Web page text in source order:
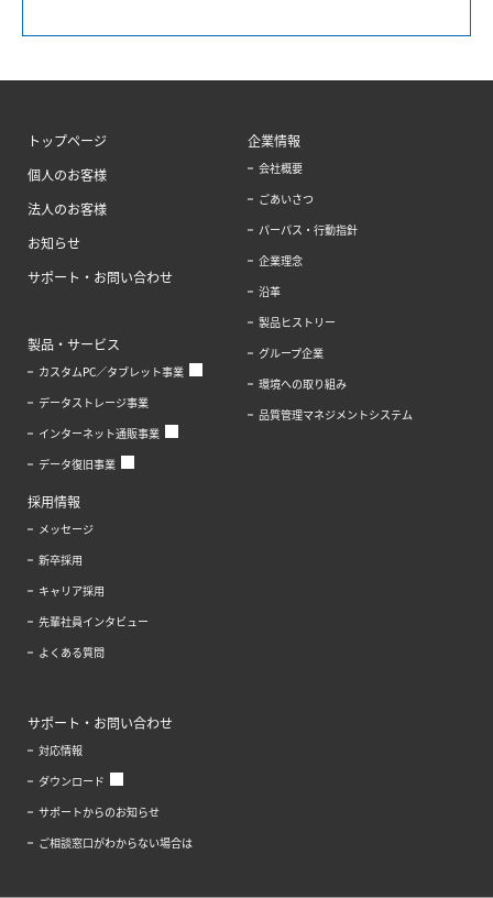
トップページ
個人のお客様
法人のお客様
お知らせ
サポート・お問い合わせ
製品・サービス
カスタムPC／タブレット事業
データストレージ事業
インターネット通販事業
データ復旧事業
企業情報
会社概要
ごあいさつ
パーパス・行動指針
企業理念
沿革
製品ヒストリー
グループ企業
環境への取り組み
品質管理マネジメントシステム
採用情報
メッセージ
新卒採用
キャリア採用
先輩社員インタビュー
よくある質問
サポート・お問い合わせ
対応情報
ダウンロード
サポートからのお知らせ
ご相談窓口がわからない場合は